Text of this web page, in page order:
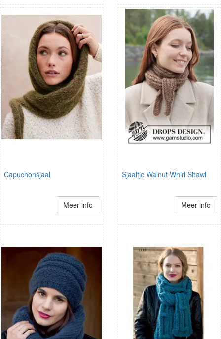
Capuchonsjaal
Meer info
Sjaaltje Walnut Whirl Shawl
Meer info